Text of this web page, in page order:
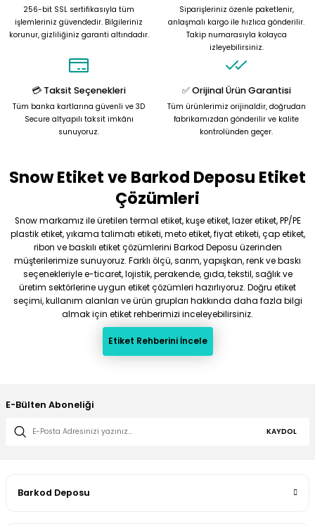
Ürün açıklamasında eksik bilgiler bulunuyor.
Ürün bilgilerinde hatalar bulunuyor.
Ürün fiyatı diğer sitelerden daha pahalı.
Gönder
256-bit SSL sertifikasıyla tüm
işlemleriniz güvendedir. Bilgileriniz
korunur, gizliliğiniz garanti altındadır.
Siparişleriniz özenle paketlenir,
anlaşmalı kargo ile hızlıca gönderilir.
Takip numarasıyla kolayca
izleyebilirsiniz.
💳 Taksit Seçenekleri
Tüm banka kartlarına güvenli ve 3D
Secure altyapılı taksit imkânı
sunuyoruz.
✅ Orijinal Ürün Garantisi
Tüm ürünlerimiz orijinaldir, doğrudan
fabrikamızdan gönderilir ve kalite
kontrolünden geçer.
Snow Etiket ve Barkod Deposu Etiket
Çözümleri
Snow markamız ile üretilen termal etiket, kuşe etiket, lazer etiket, PP/PE
plastik etiket, yıkama talimatı etiketi, meto etiket, fiyat etiketi, çap etiket,
ribon ve baskılı etiket çözümlerini Barkod Deposu üzerinden
müşterilerimize sunuyoruz. Farklı ölçü, sarım, yapışkan, renk ve baskı
seçenekleriyle e-ticaret, lojistik, perakende, gıda, tekstil, sağlık ve
üretim sektörlerine uygun etiket çözümleri hazırlıyoruz. Doğru etiket
seçimi, kullanım alanları ve ürün grupları hakkında daha fazla bilgi
almak için etiket rehberimizi inceleyebilirsiniz.
Etiket Rehberini İncele
E-Bülten Aboneliği
KAYDOL
Barkod Deposu